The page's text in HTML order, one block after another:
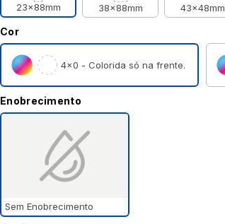
23x88mm 38x88mm 43x48mm
Cor
4×0 - Colorida só na frente.
Enobrecimento
Sem Enobrecimento